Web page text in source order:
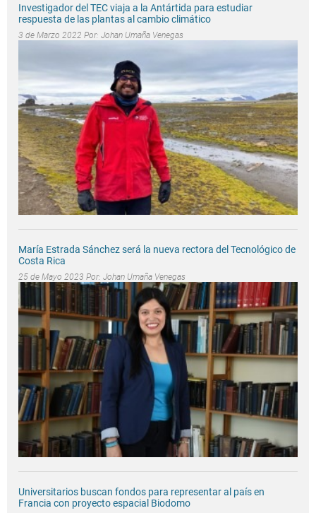
Investigador del TEC viaja a la Antártida para estudiar
respuesta de las plantas al cambio climático
3 de Marzo 2022 Por: Johan Umaña Venegas
María Estrada Sánchez será la nueva rectora del Tecnológico de
Costa Rica
25 de Mayo 2023 Por: Johan Umaña Venegas
Universitarios buscan fondos para representar al país en
Francia con proyecto espacial Biodomo